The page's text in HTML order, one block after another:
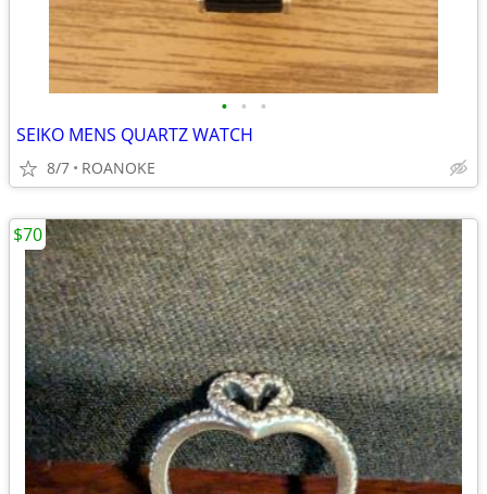
• • •
SEIKO MENS QUARTZ WATCH
8/7 ROANOKE
$70